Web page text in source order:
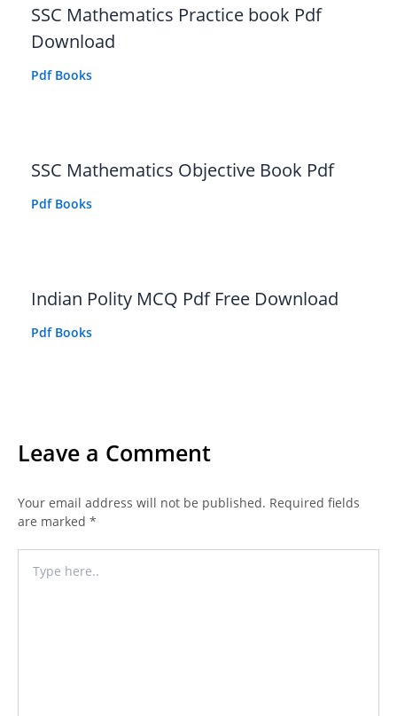
SSC Mathematics Practice book Pdf
Download
Pdf Books
SSC Mathematics Objective Book Pdf
Pdf Books
Indian Polity MCQ Pdf Free Download
Pdf Books
Leave a Comment
Your email address will not be published. Required fields
are marked *
here..